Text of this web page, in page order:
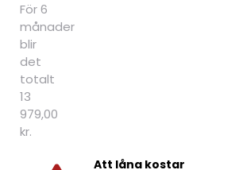
För 6
månader
blir
det
totalt
13
979,00
kr.
Att låna kostar